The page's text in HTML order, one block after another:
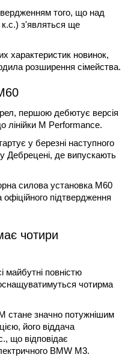
того, що над
к.с.) з'являться ще
характеристик новинок,
розширення сімейства.
першою дебютує версія
лінійки M Performance.
у березні наступного
Дебрецені, де випускають
силова установка M60
підтвердження
чотири
майбутні повністю
чотирма
стане значно потужнішим
його віддача
що відповідає
BMW M3.